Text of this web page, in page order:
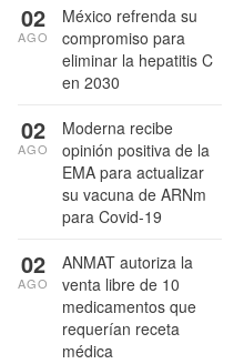
México refrenda su
compromiso para
eliminar la hepatitis C
en 2030
02
AGO
Moderna recibe
opinión positiva de la
EMA para actualizar
su vacuna de ARNm
para Covid-19
02
AGO
ANMAT autoriza la
venta libre de 10
medicamentos que
requerían receta
médica
02
AGO